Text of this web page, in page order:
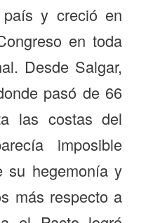
y creció en
en toda
Desde Salgar,
pasó de 66
las costas del
imposible
su hegemonía y
más respecto a